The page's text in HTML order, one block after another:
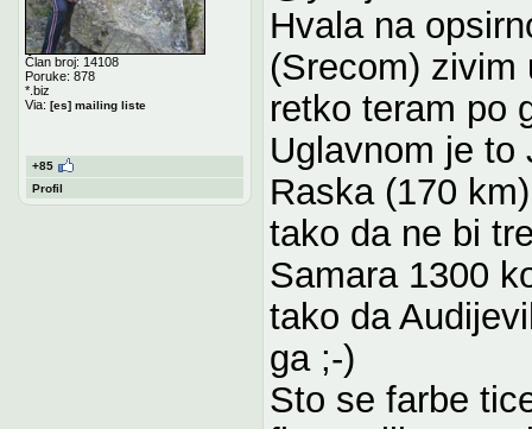
Član broj: 14108
Poruke: 878
*.biz
Via: [es] mailing liste
+85
Profil
Hvala na
(Srecom) zivim
retko teram po
Uglavnom je to
Raska (170
tako da ne bi
Samara 1300
tako da
ga ;-)
Sto se farbe